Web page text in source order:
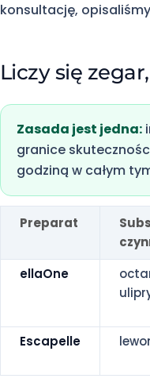
konsultację,
Liczy się
Zasada jest jedna:
granice
godziną w całym
Preparat
ellaOne
Escapelle